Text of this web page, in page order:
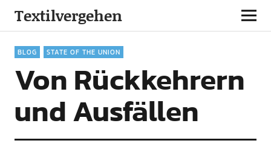
Textilvergehen
BLOG STATE OF THE UNION
Von Rückkehrern
und Ausfällen